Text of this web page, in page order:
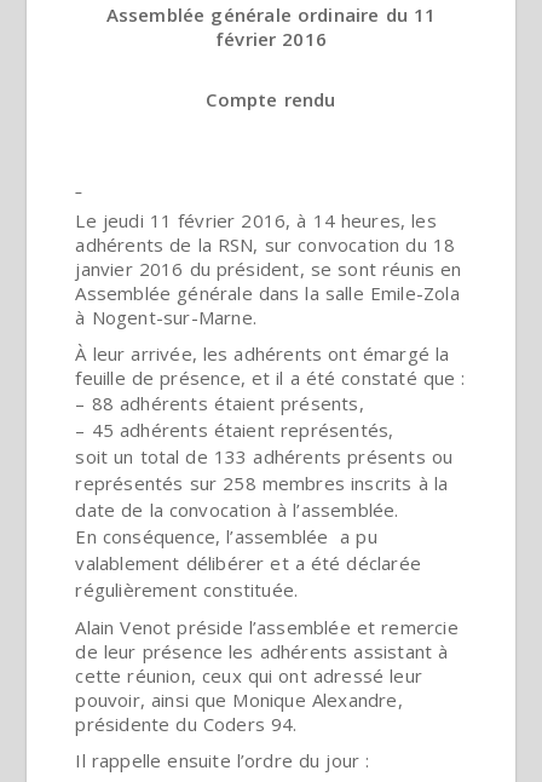
Assemblée générale ordinaire du 11
février 2016
Compte rendu
Le jeudi 11 février 2016, à 14 heures, les
adhérents de la RSN, sur convocation du 18
janvier 2016 du président, se sont réunis en
Assemblée générale dans la salle Emile-Zola
à Nogent-sur-Marne.
À leur arrivée, les adhérents ont émargé la
feuille de présence, et il a été constaté que :
– 88 adhérents étaient présents,
– 45 adhérents étaient représentés,
soit un total de 133 adhérents présents ou
représentés sur 258 membres inscrits à la
date de la convocation à l’assemblée.
En conséquence, l’assemblée a pu
valablement délibérer et a été déclarée
régulièrement constituée.
Alain Venot préside l’assemblée et remercie
de leur présence les adhérents assistant à
cette réunion, ceux qui ont adressé leur
pouvoir, ainsi que Monique Alexandre,
présidente du Coders 94.
Il rappelle ensuite l’ordre du jour :